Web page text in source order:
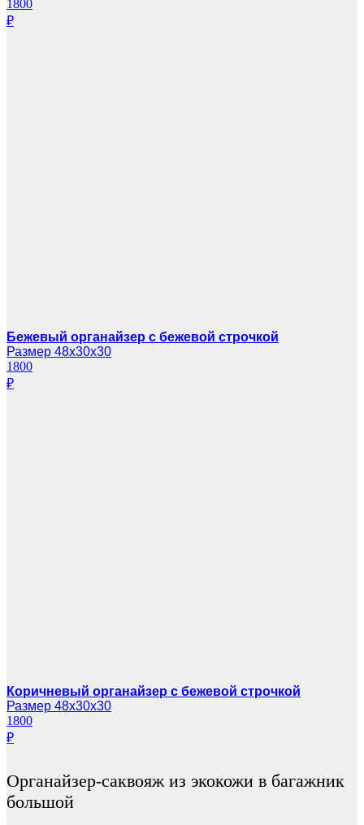
1800
₽
Бежевый органайзер с бежевой строчкой
Размер 48х30х30
1800
₽
Коричневый органайзер с бежевой строчкой
Размер 48х30х30
1800
₽
Органайзер-саквояж из экокожи в багажник
большой